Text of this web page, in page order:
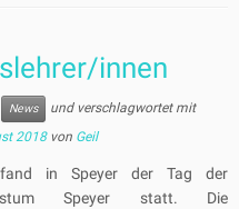
innen
News und verschlagwortet mit
2018 von Geil
in Speyer der Tag der
Speyer statt. Die